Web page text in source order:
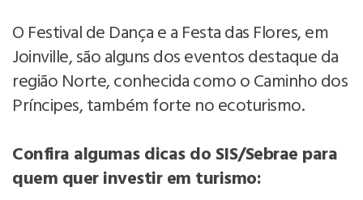
O Festival de Dança e a Festa das Flores, em
Joinville, são alguns dos eventos destaque da
região Norte, conhecida como o Caminho dos
Príncipes, também forte no ecoturismo.
Confira algumas dicas do SIS/Sebrae para
quem quer investir em turismo: